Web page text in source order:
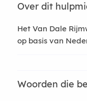
Over dit
Het Van Dale
op basis van
Woorden die